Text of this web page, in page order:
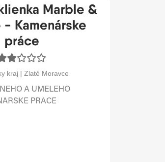
Marble &
- Kamenárske
práce
kraj | Zlaté Moravce
A UMELEHO
PRACE